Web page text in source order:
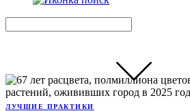
ЛУЧШИЕ ПРАКТИКИ